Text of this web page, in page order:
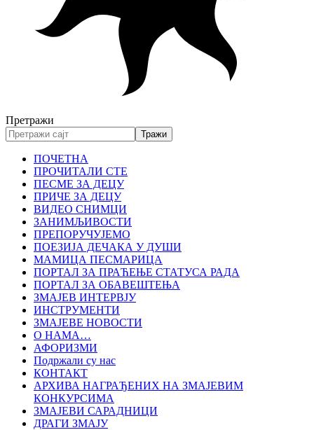
Претражи
ПОЧЕТНА
ПРОЧИТАЛИ СТЕ
ПЕСМЕ ЗА ДЕЦУ
ПРИЧЕ ЗА ДЕЦУ
ВИДЕО СНИМЦИ
ЗАНИМЉИВОСТИ
ПРЕПОРУЧУЈЕМО
ПОЕЗИЈА ДЕЧАКА У ДУШИ
МАМИЦА ПЕСМАРИЦА
ПОРТАЛ ЗА ПРАЋЕЊЕ СТАТУСА РАДА
ПОРТАЛ ЗА ОБАВЕШТЕЊА
ЗМАЈЕВ ИНТЕРВЈУ
ИНСТРУМЕНТИ
ЗМАЈЕВЕ НОВОСТИ
О НАМА…
АФОРИЗМИ
Подржали су нас
КОНТАКТ
АРХИВА НАГРАЂЕНИХ НА ЗМАЈЕВИМ
КОНКУРСИМА
ЗМАЈЕВИ САРАДНИЦИ
ДРАГИ ЗМАЈУ